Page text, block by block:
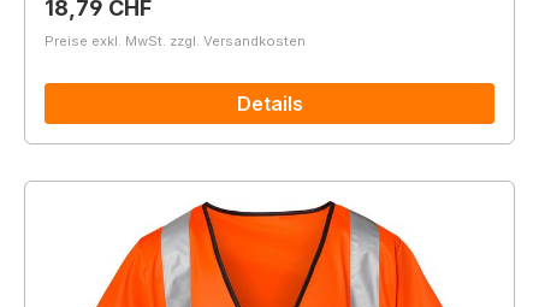
Regulärer Preis:
18,79 CHF
Preise exkl. MwSt. zzgl. Versandkosten
Details